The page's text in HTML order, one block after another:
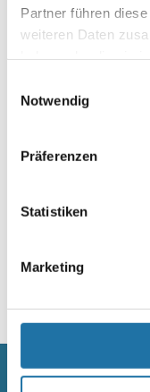
Partner führen
weiteren Daten
unserer
Notwendig
Präferenzen
Statistiken
Marketing
PROFESSIONELLE
FINDEN SIE IN
AN
KLICK ZUR
AT: 0810 / 200 140